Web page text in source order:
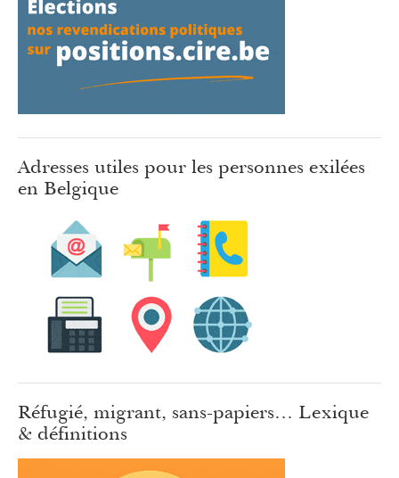
Adresses utiles pour les personnes exilées
en Belgique
Réfugié, migrant, sans-papiers… Lexique
& définitions